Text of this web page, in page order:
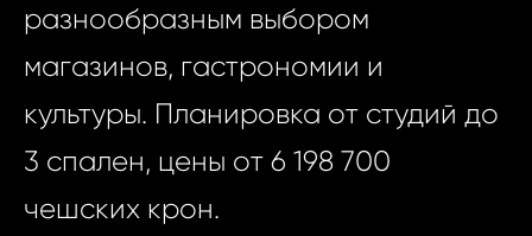
разнообразным выбором
магазинов, гастрономии и
культуры. Планировка от студий до
3 спален, цены от 6 198 700
чешских крон.